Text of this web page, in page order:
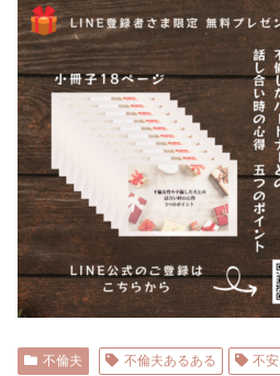
不倫夫 不倫夫あるある 不安